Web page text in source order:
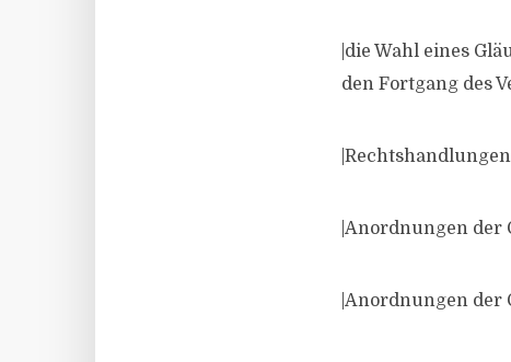
|die Wahl eines
den Fortgang des
|Anordnungen der
|Anordnungen der